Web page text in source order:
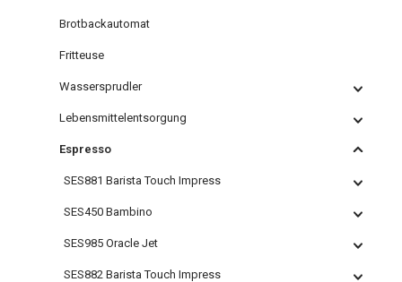
Brotbackautomat
Fritteuse
Wassersprudler
Lebensmittelentsorgung
Espresso
SES881 Barista Touch Impress
SES450 Bambino
SES985 Oracle Jet
SES882 Barista Touch Impress